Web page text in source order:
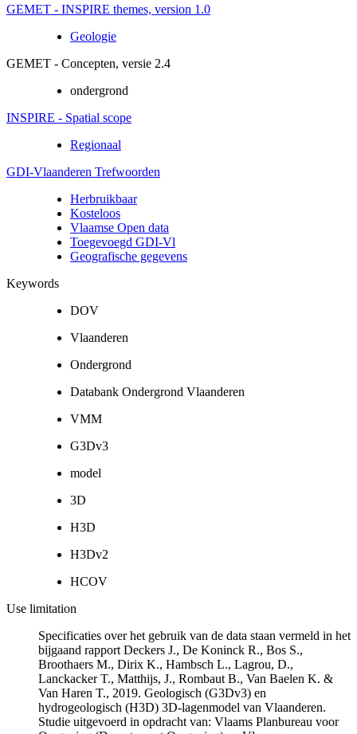
GEMET - INSPIRE themes, version 1.0
Geologie
GEMET - Concepten, versie 2.4
ondergrond
INSPIRE - Spatial scope
Regionaal
GDI-Vlaanderen Trefwoorden
Herbruikbaar
Kosteloos
Vlaamse Open data
Toegevoegd GDI-Vl
Geografische gegevens
Keywords
DOV
Vlaanderen
Ondergrond
Databank Ondergrond Vlaanderen
VMM
G3Dv3
model
3D
H3D
H3Dv2
HCOV
Use limitation
Specificaties over het gebruik van de data staan vermeld in het
bijgaand rapport Deckers J., De Koninck R., Bos S.,
Broothaers M., Dirix K., Hambsch L., Lagrou, D.,
Lanckacker T., Matthijs, J., Rombaut B., Van Baelen K. &
Van Haren T., 2019. Geologisch (G3Dv3) en
hydrogeologisch (H3D) 3D-lagenmodel van Vlaanderen.
Studie uitgevoerd in opdracht van: Vlaams Planbureau voor